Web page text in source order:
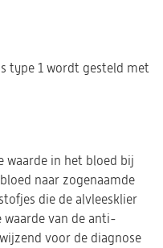
type 1 wordt gesteld met
waarde in het bloed bij
naar zogenaamde
die de alvleesklier
waarde van de anti-
voor de diagnose